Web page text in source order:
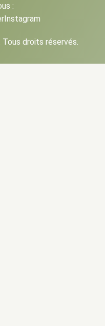
:
Instagram
droits réservés.